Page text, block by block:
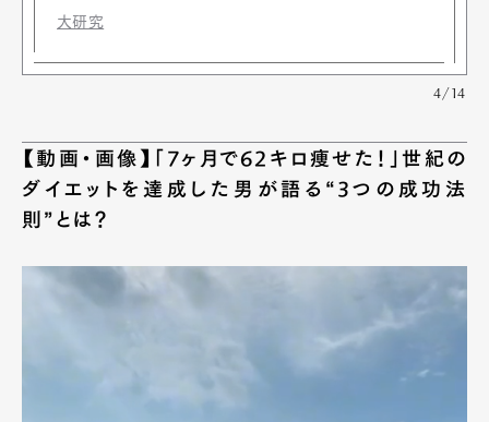
大研究
4/14
【動画・画像】「7ヶ月で62キロ痩せた！」世紀の
ダイエットを達成した男が語る“3つの成功法
則”とは？